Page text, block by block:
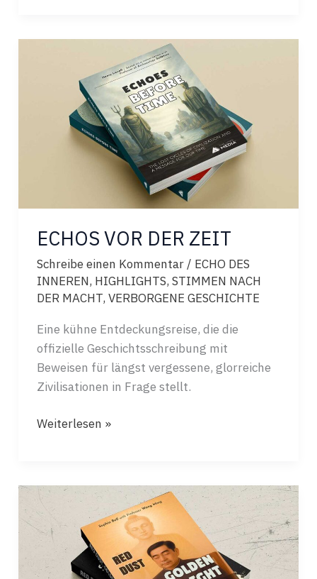
ECHOS VOR DER ZEIT
Schreibe einen Kommentar / ECHO DES
INNEREN, HIGHLIGHTS, STIMMEN NACH
DER MACHT, VERBORGENE GESCHICHTE
Eine kühne Entdeckungsreise, die die
offizielle Geschichtsschreibung mit
Beweisen für längst vergessene, glorreiche
Zivilisationen in Frage stellt.
ECHOS
Weiterlesen »